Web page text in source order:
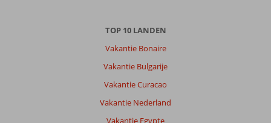
TOP 10 LANDEN
Vakantie Bonaire
Vakantie Bulgarije
Vakantie Curacao
Vakantie Nederland
Vakantie Egypte